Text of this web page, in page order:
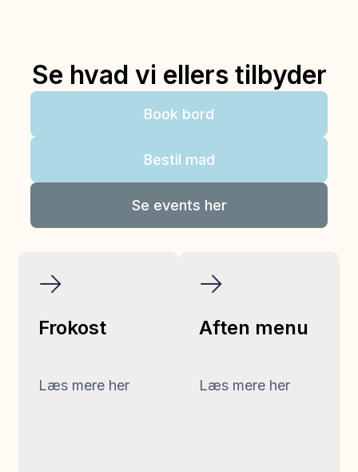
Se hvad vi ellers tilbyder
Book bord
Bestil mad
Se events her
Frokost
Læs mere her
Aften menu
Læs mere her